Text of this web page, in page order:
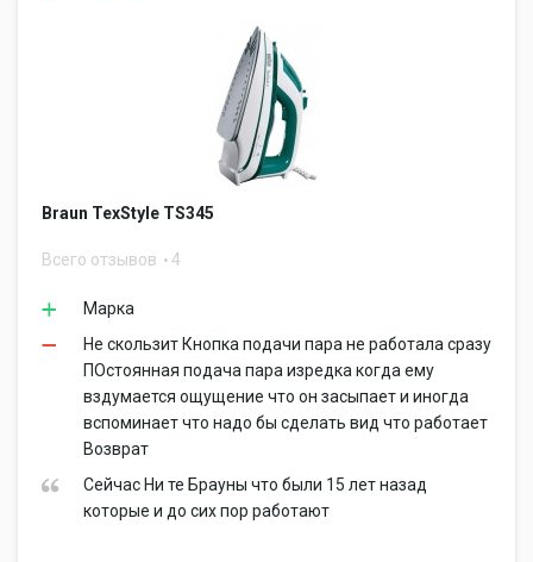
Braun TexStyle TS345
Всего отзывов 4
Марка
Не скользит Кнопка подачи пара не работала сразу
ПОстоянная подача пара изредка когда ему
вздумается ощущение что он засыпает и иногда
вспоминает что надо бы сделать вид что работает
Возврат
Сейчас Ни те Брауны что были 15 лет назад
которые и до сих пор работают